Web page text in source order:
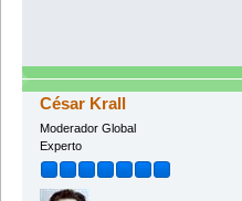
César Krall
Moderador Global
Experto